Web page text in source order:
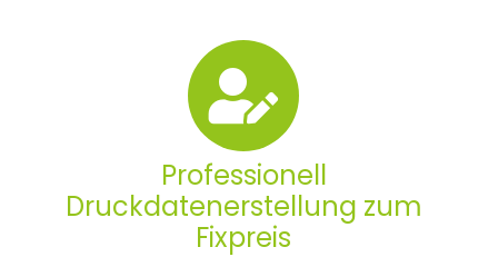
Professionell
Druckdatenerstellung zum
Fixpreis